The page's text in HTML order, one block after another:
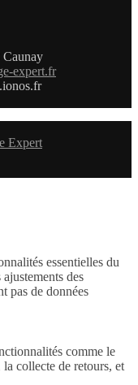
Caunay
expert.fr
Expert
essentielles du
des
pas de données
comme le
collecte de retours, et